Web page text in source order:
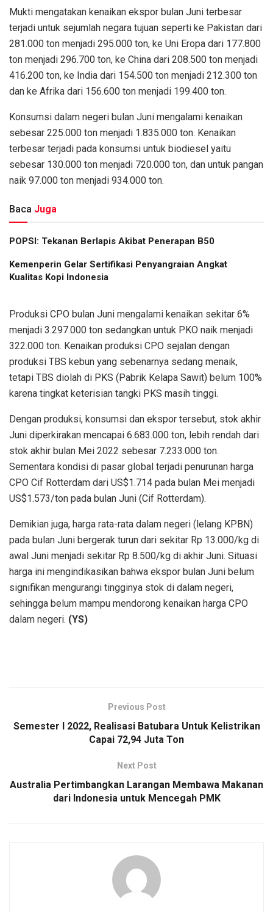
Mukti mengatakan kenaikan ekspor bulan Juni terbesar
terjadi untuk sejumlah negara tujuan seperti ke Pakistan dari
281.000 ton menjadi 295.000 ton, ke Uni Eropa dari 177.800
ton menjadi 296.700 ton, ke China dari 208.500 ton menjadi
416.200 ton, ke India dari 154.500 ton menjadi 212.300 ton
dan ke Afrika dari 156.600 ton menjadi 199.400 ton.
Konsumsi dalam negeri bulan Juni mengalami kenaikan
sebesar 225.000 ton menjadi 1.835.000 ton. Kenaikan
terbesar terjadi pada konsumsi untuk biodiesel yaitu
sebesar 130.000 ton menjadi 720.000 ton, dan untuk pangan
naik 97.000 ton menjadi 934.000 ton.
Baca Juga
POPSI: Tekanan Berlapis Akibat Penerapan B50
Kemenperin Gelar Sertifikasi Penyangraian Angkat
Kualitas Kopi Indonesia
Produksi CPO bulan Juni mengalami kenaikan sekitar 6%
menjadi 3.297.000 ton sedangkan untuk PKO naik menjadi
322.000 ton. Kenaikan produksi CPO sejalan dengan
produksi TBS kebun yang sebenarnya sedang menaik,
tetapi TBS diolah di PKS (Pabrik Kelapa Sawit) belum 100%
karena tingkat keterisian tangki PKS masih tinggi.
Dengan produksi, konsumsi dan ekspor tersebut, stok akhir
Juni diperkirakan mencapai 6.683.000 ton, lebih rendah dari
stok akhir bulan Mei 2022 sebesar 7.233.000 ton.
Sementara kondisi di pasar global terjadi penurunan harga
CPO Cif Rotterdam dari US$1.714 pada bulan Mei menjadi
US$1.573/ton pada bulan Juni (Cif Rotterdam).
Demikian juga, harga rata-rata dalam negeri (lelang KPBN)
pada bulan Juni bergerak turun dari sekitar Rp 13.000/kg di
awal Juni menjadi sekitar Rp 8.500/kg di akhir Juni. Situasi
harga ini mengindikasikan bahwa ekspor bulan Juni belum
signifikan mengurangi tingginya stok di dalam negeri,
sehingga belum mampu mendorong kenaikan harga CPO
dalam negeri. (YS)
Previous Post
Semester I 2022, Realisasi Batubara Untuk Kelistrikan
Capai 72,94 Juta Ton
Next Post
Australia Pertimbangkan Larangan Membawa Makanan
dari Indonesia untuk Mencegah PMK